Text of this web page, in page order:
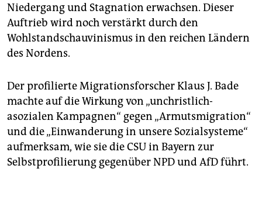
Niedergang und Stagnation erwachsen. Dieser
Auftrieb wird noch verstärkt durch den
Wohlstandschauvinismus in den reichen Ländern
des Nordens.
Der profilierte Migrationsforscher Klaus J. Bade
machte auf die Wirkung von „unchristlich-
asozialen Kampagnen“ gegen „Armutsmigration“
und die „Einwanderung in unsere Sozialsysteme“
aufmerksam, wie sie die CSU in Bayern zur
Selbstprofilierung gegenüber NPD und AfD führt.